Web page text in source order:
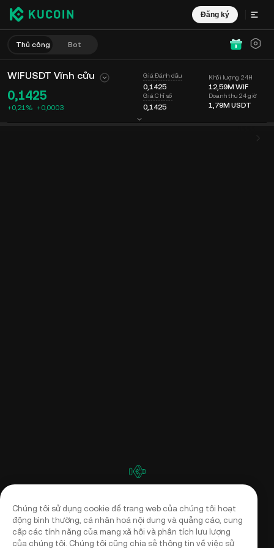
Đăng ký
Thủ công Bot
WIFUSDT Vĩnh cửu
0,1425
+0,21% +0,0003
Giá Đánh dấu
0,1425
Giá Chỉ số
0,1425
Khối lượng 24H
12,59M WIF
Doanh thu 24 giờ
1,79M USDT
Giao dịch mới
Chúng tôi sử dụng cookie để trang web của chúng tôi hoạt
động bình thường, cá nhân hoá nội dung và quảng cáo, cung
cấp các tính năng của mạng xã hội và phân tích lưu lượng
của chúng tôi. Chúng tôi cũng chia sẻ thông tin về việc sử